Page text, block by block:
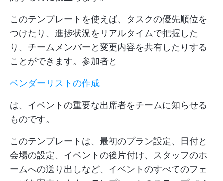
このテンプレートを使えば、タスクの優先順位を
つけたり、進捗状況をリアルタイムで把握した
り、チームメンバーと変更内容を共有したりする
ことができます。参加者と
ベンダーリストの作成
は、イベントの重要な出席者をチームに知らせる
ものです。
このテンプレートは、最初のプラン設定、日付と
会場の設定、イベントの後片付け、スタッフのホ
ームへの送り出しなど、イベントのすべてのフェ